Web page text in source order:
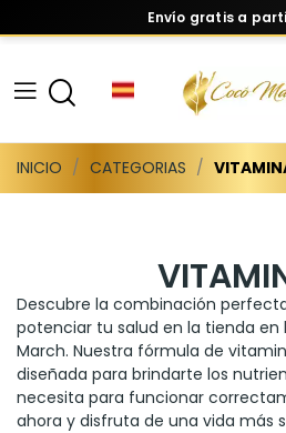
Envío gratis a
INICIO CATEGORIAS
Descubre la combinación
potenciar tu salud en la tienda en
March. Nuestra fórmula de
diseñada para brindarte los
necesita para funcionar
ahora y disfruta de una vida más